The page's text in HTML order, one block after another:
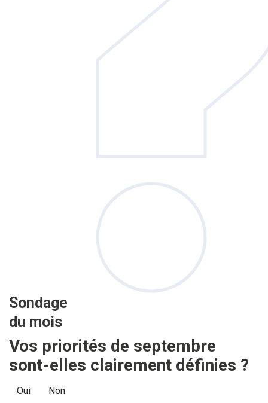
Sondage
du mois
Vos priorités de septembre
sont-elles clairement définies ?
Oui Non